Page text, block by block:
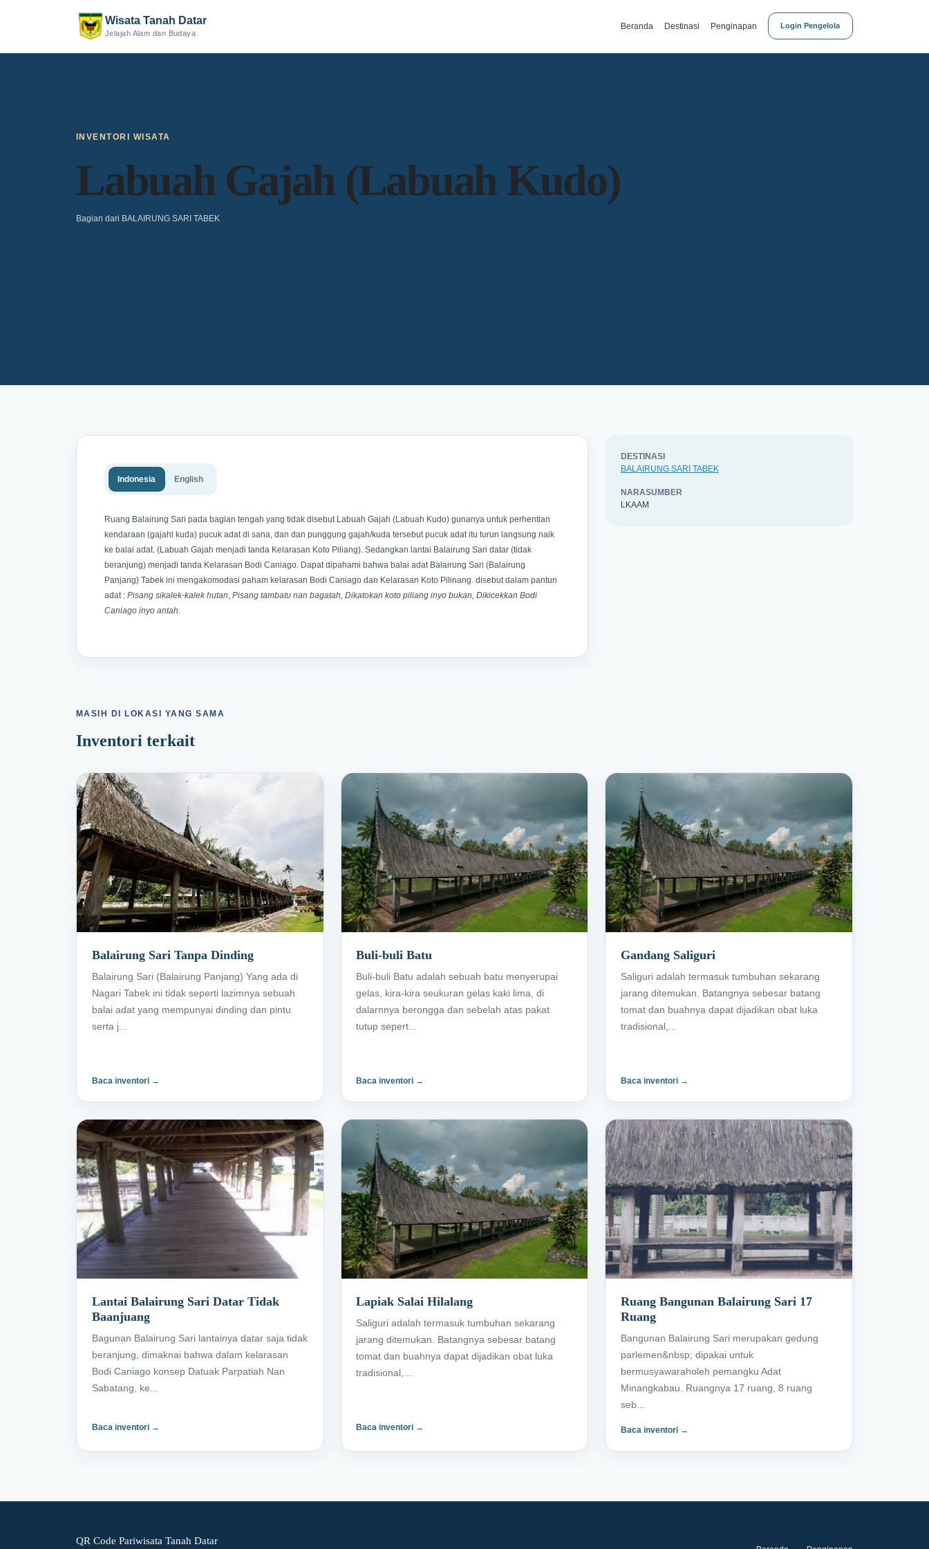
Wisata Tanah Datar
Jelajah Alam dan Budaya
Beranda Destinasi Penginapan Login Pengelola
INVENTORI WISATA
Labuah Gajah (Labuah Kudo)
Bagian dari BALAIRUNG SARI TABEK
Indonesia English
Ruang Balairung Sari pada bagian tengah yang tidak disebut Labuah Gajah (Labuah Kudo) gunanya untuk perhentian
kendaraan (gajahl kuda) pucuk adat di sana, dan dan punggung gajah/kuda tersebut pucuk adat itu turun langsung naik
ke balai adat. (Labuah Gajah menjadi tanda Kelarasan Koto Piliang). Sedangkan lantai Balairung Sari datar (tidak
beranjung) menjadi tanda Kelarasan Bodi Caniago. Dapat dipahami bahwa balai adat Balairung Sari (Balairung
Panjang) Tabek ini mengakomodasi paham kelarasan Bodi Caniago dan Kelarasan Koto Pilinang. disebut dalam pantun
adat : Pisang sikalek-kalek hutan, Pisang tambatu nan bagatah, Dikatokan koto piliang inyo bukan, Dikicekkan Bodi
Caniago inyo antah.
DESTINASI
BALAIRUNG SARI TABEK
NARASUMBER
LKAAM
MASIH DI LOKASI YANG SAMA
Inventori terkait
Balairung Sari Tanpa Dinding
Balairung Sari (Balairung Panjang) Yang ada di
Nagari Tabek ini tidak seperti lazimnya sebuah
balai adat yang mempunyai dinding dan pintu
serta j...
Baca inventori →
Buli-buli Batu
Buli-buli Batu adalah sebuah batu menyerupai
gelas, kira-kira seukuran gelas kaki lima, di
dalarnnya berongga dan sebelah atas pakat
tutup sepert...
Baca inventori →
Gandang Saliguri
Saliguri adalah termasuk tumbuhan sekarang
jarang ditemukan. Batangnya sebesar batang
tomat dan buahnya dapat dijadikan obat luka
tradisional,...
Baca inventori →
Lantai Balairung Sari Datar Tidak
Baanjuang
Bagunan Balairung Sari lantainya datar saja tidak
beranjung, dimaknai bahwa dalam kelarasan
Bodi Caniago konsep Datuak Parpatiah Nan
Sabatang, ke...
Baca inventori →
Lapiak Salai Hilalang
Saliguri adalah termasuk tumbuhan sekarang
jarang ditemukan. Batangnya sebesar batang
tomat dan buahnya dapat dijadikan obat luka
tradisional,...
Baca inventori →
Ruang Bangunan Balairung Sari 17
Ruang
Bangunan Balairung Sari merupakan gedung
parlemen&nbsp; dipakai untuk
bermusyawaraholeh pemangku Adat
Minangkabau. Ruangnya 17 ruang, 8 ruang
seb...
Baca inventori →
QR Code Pariwisata Tanah Datar